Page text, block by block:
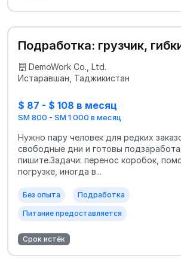
Подработка: грузчик,
DemoWork Co., Ltd.
Истаравшан, Таджикистан
$ 87 - $ 108 в месяц
SM 800 - SM 1 000 в месяц
Нужно пару человек для редких
свободные дни и готовы
пишите.Задачи: перенос коробок,
погрузке, иногда в...
Без опыта Подработка
Питание предоставляется
Срок истёк